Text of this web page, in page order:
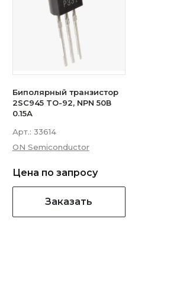
Биполярный транзистор
2SC945 TO-92, NPN 50В
0.15А
Арт.: 33614
ON Semiconductor
Цена по запросу
Заказать